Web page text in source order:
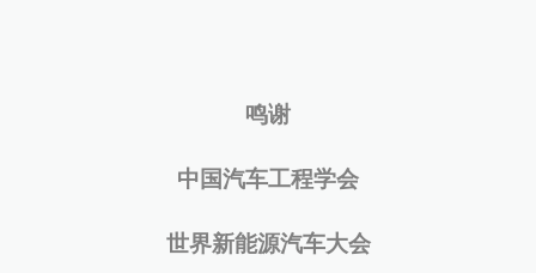
鸣谢
中国汽车工程学会
世界新能源汽车大会